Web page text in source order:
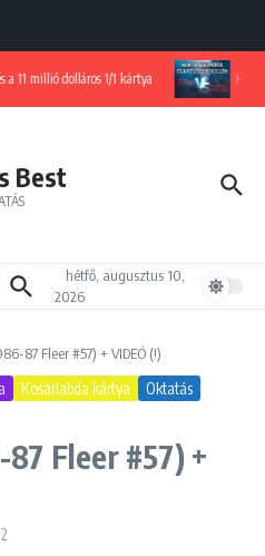
11 millió dolláros 1/1 kártya Harc a
Best
hétfő, augusztus 10,
2026
87 Fleer #57) + VIDEÓ (!)
Kosárlabda kártya
Oktatás
87 Fleer #57) +